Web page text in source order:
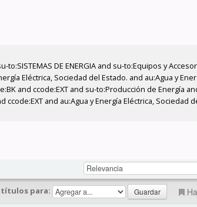
DE ENERGIA and su-to:Equipos y
Eléctrica, Sociedad del Estado. and au:Agua y
and ccode:EXT and su-to:Producción de Energía
and au:Agua y Energía Eléctrica, Sociedad
títulos para: